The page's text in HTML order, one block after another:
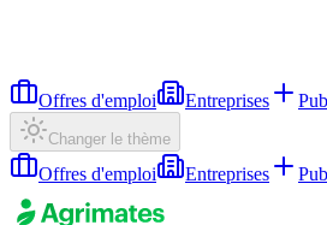
Offres d'emploi Entreprises
Changer le thème
Offres d'emploi Entreprises